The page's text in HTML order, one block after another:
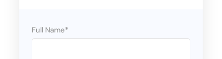
Full Name*
April